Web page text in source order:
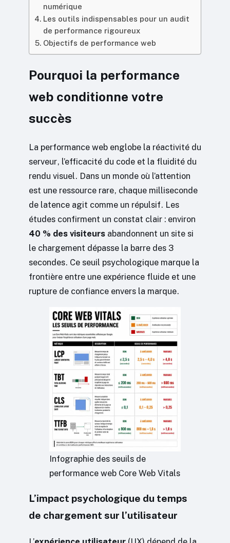
numérique
Les outils indispensables pour un audit
de performance rigoureux
Objectifs de performance web
Pourquoi la performance
web conditionne votre
succès
La performance web englobe la réactivité du
serveur, l’efficacité du code et la fluidité du
rendu visuel. Dans un monde où l’attention
est une ressource rare, chaque milliseconde
de latence agit comme un répulsif. Les
études confirment un constat clair : environ
40 % des visiteurs abandonnent un site si
le chargement dépasse la barre des 3
secondes. Ce seuil psychologique marque la
frontière entre une expérience fluide et une
rupture de confiance envers la marque.
Infographie des seuils de
performance web Core Web Vitals
L’impact psychologique du temps
de chargement sur l’utilisateur